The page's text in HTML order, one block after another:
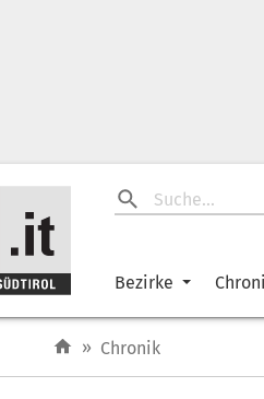
Bezirke
» Chronik